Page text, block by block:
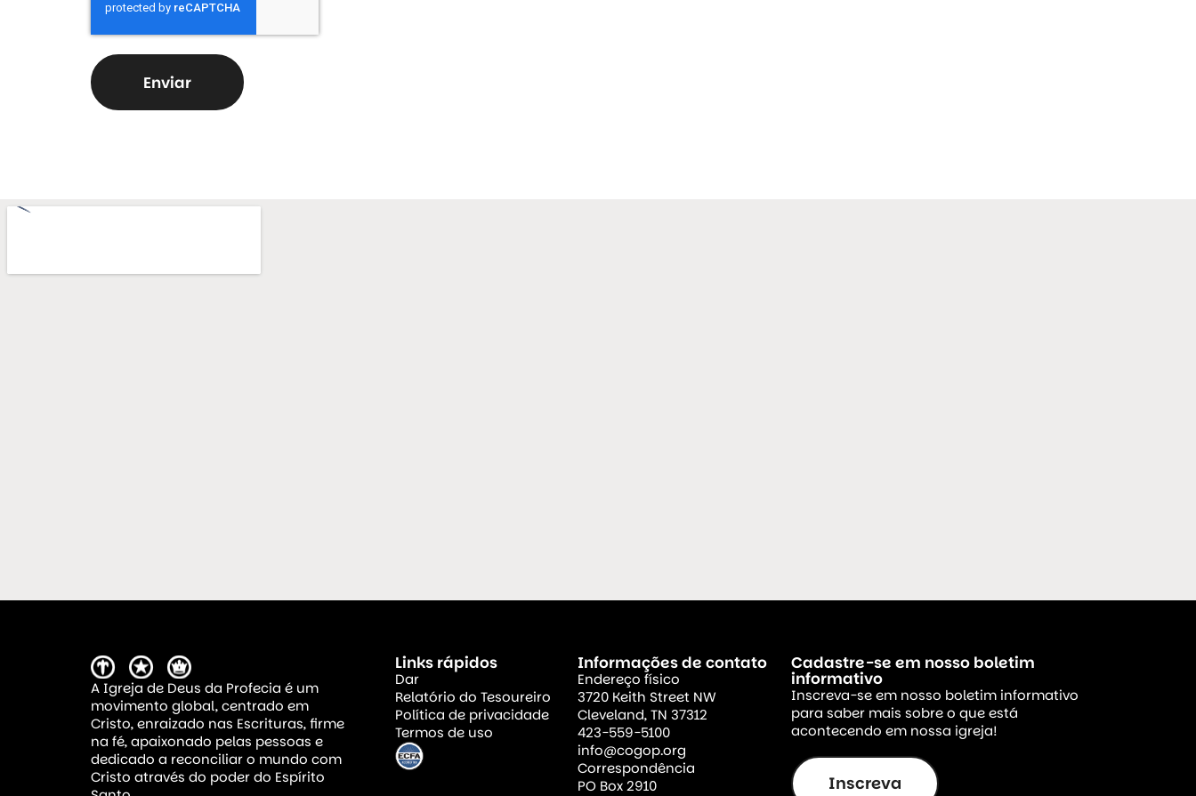
Enviar
A Igreja de Deus da Profecia é um
movimento global, centrado em
Cristo, enraizado nas Escrituras, firme
na fé, apaixonado pelas pessoas e
dedicado a reconciliar o mundo com
Cristo através do poder do Espírito
Links rápidos
Dar
Relatório do Tesoureiro
Política de privacidade
Termos de uso
Informações de contato
Endereço físico
3720 Keith Street NW
Cleveland, TN 37312
423-559-5100
info@cogop.org
Correspondência
PO Box 2910
Cadastre-se em nosso boletim
informativo
Inscreva-se em nosso boletim informativo
para saber mais sobre o que está
acontecendo em nossa igreja!
Inscreva